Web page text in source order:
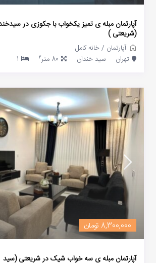
آپارتمان مبله ی تمیز یکخواب با جکوزی در
(شریعتی )
آپارتمان /خانه کامل
تهران
سید خندان 80 متر 2
1
8,300,000 تومان
آپارتمان مبله ی سه خواب شیک در شریعتی (سید